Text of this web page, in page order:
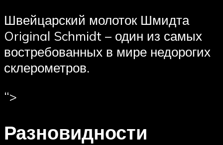
Швейцарский молоток Шмидта
Original Schmidt – один из самых
востребованных в мире недорогих
склерометров.
“>
Разновидности